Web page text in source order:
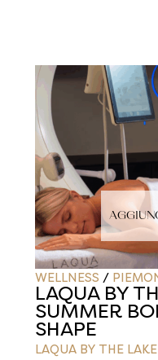
WELLNESS /
LAQUA BY
SUMMER
SHAPE
LAQUA BY THE LAKE